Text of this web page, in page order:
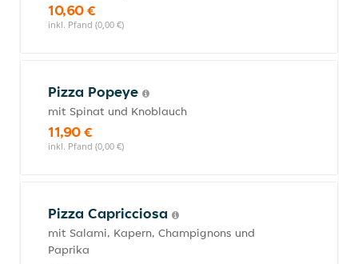
10,60 €
inkl. Pfand (0,00 €)
Pizza Popeye
mit Spinat und Knoblauch
11,90 €
inkl. Pfand (0,00 €)
Pizza Capricciosa
mit Salami, Kapern, Champignons und
Paprika